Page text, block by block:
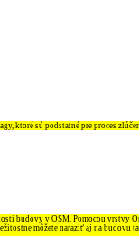
ktoré sú podstatné pre proces
budovy v OSM. Pomocou vrstvy
môžete naraziť aj na budovu